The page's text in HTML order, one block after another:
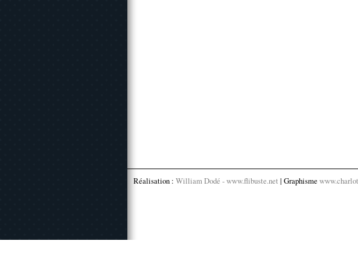
Réalisation : William Dodé - www.flibuste.net | Graphisme